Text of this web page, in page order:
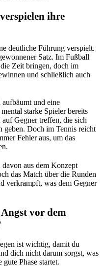
ihre
deutliche Führung verspielt.
Satz. Im Fußball
Zeit bringen, doch im
und schließlich auch
und eine
starke Spieler bereits
Gegner treffen, die sich
geben. Doch im Tennis reicht
Fehler aus, um das
aus dem Konzept
das Match über die Runden
verkrampft, was dem Gegner
vor dem
ist wichtig, damit du
dich nicht darum sorgst, was
Phase startet.